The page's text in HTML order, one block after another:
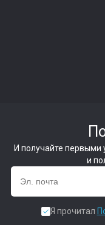
И получайте
и
Я прочитал